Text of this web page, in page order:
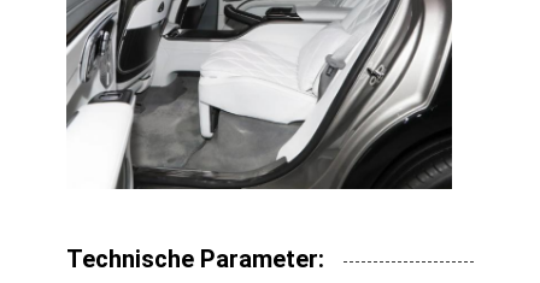
Technische Parameter: